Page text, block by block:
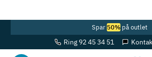
Spar 50%på outlet
Ring 92 45 34 51